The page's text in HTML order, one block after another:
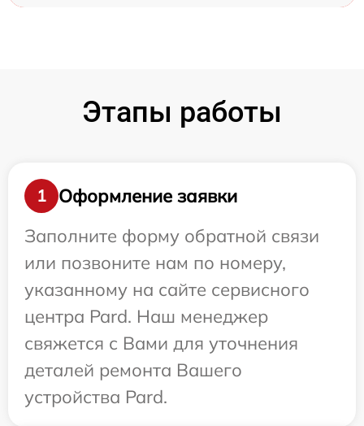
Этапы работы
1
Оформление заявки
Заполните форму обратной связи
или позвоните нам по номеру,
указанному на сайте сервисного
центра Pard. Наш менеджер
свяжется с Вами для уточнения
деталей ремонта Вашего
устройства Pard.